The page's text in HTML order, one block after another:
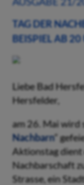
TAG DER
BEISPIEL AB
Liebe Bad
Hersfelder,
am 26. Mai wird
Nachbarn“
Aktionstag dient
Nachbarschaft
Strasse, ein